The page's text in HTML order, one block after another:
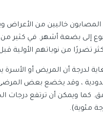
المصابون خاليين من
إلى بضعة أشهر. في كثير من
تضررًا من نوباتهم
لدرجة أن المريض أو
، وقد يخضع بعض المرضى